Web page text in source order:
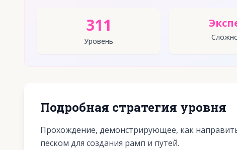
311
Уровень
Подробная стратегия уровня
Прохождение, демонстрирующее, как
песком для создания рамп и путей.